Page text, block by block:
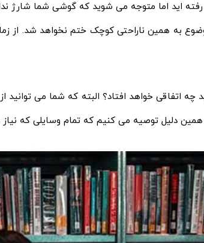
اید اما متوجه می‌ شوید که گوشی شما شارژ
به همین ناراحتی کوچک ختم نخواهد شد. از
چه اتفاقی خواهد افتاد؟ البته که شما می‌
همین دلیل توصیه می‌ کنیم که تمام وسایلی که نیاز